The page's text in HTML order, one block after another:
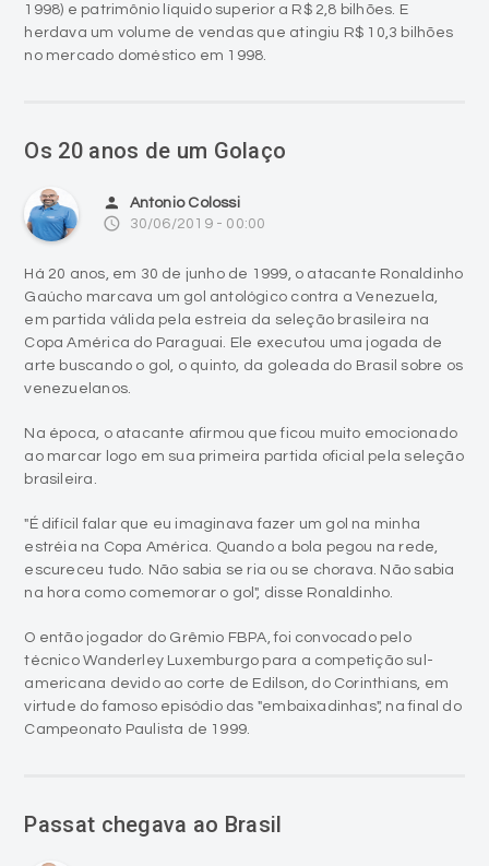
1998) e patrimônio líquido superior a R$ 2,8 bilhões. E
herdava um volume de vendas que atingiu R$ 10,3 bilhões
no mercado doméstico em 1998.
Os 20 anos de um Golaço
person Antonio Colossi
access_time 30/06/2019 - 00:00
Há 20 anos, em 30 de junho de 1999, o atacante Ronaldinho
Gaúcho marcava um gol antológico contra a Venezuela,
em partida válida pela estreia da seleção brasileira na
Copa América do Paraguai. Ele executou uma jogada de
arte buscando o gol, o quinto, da goleada do Brasil sobre os
venezuelanos.
Na época, o atacante afirmou que ficou muito emocionado
ao marcar logo em sua primeira partida oficial pela seleção
brasileira.
"É difícil falar que eu imaginava fazer um gol na minha
estréia na Copa América. Quando a bola pegou na rede,
escureceu tudo. Não sabia se ria ou se chorava. Não sabia
na hora como comemorar o gol", disse Ronaldinho.
O então jogador do Grêmio FBPA, foi convocado pelo
técnico Wanderley Luxemburgo para a competição sul-
americana devido ao corte de Edilson, do Corinthians, em
virtude do famoso episódio das "embaixadinhas", na final do
Campeonato Paulista de 1999.
Passat chegava ao Brasil